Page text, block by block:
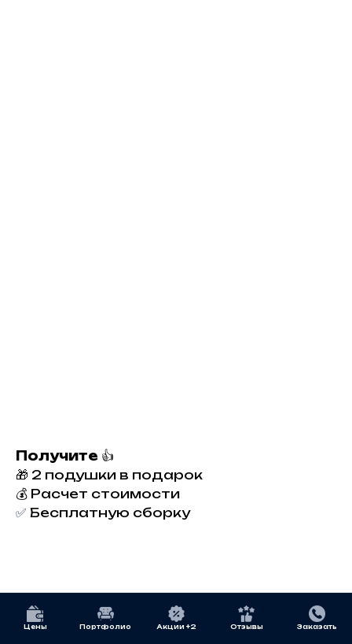
Цены Портфолио Акции +2 Отзывы Заказать
Получите 👍
🎁 2 подушки в подарок
💰 Расчет стоимости
✅ Бесплатную сборку
Полный комплекс
работ